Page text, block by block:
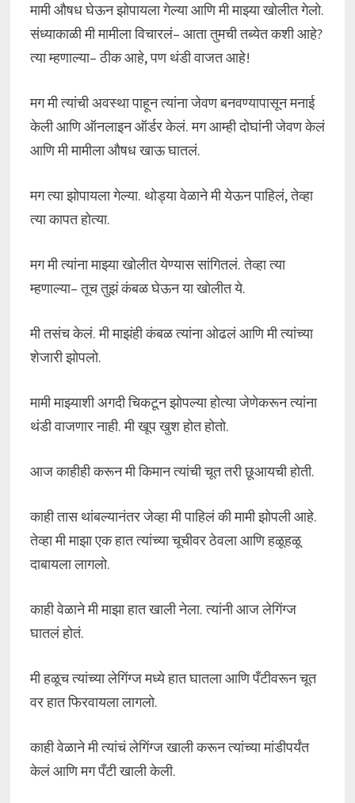
मामी औषध घेऊन झोपायला गेल्या आणि मी माझ्या खोलीत गेलो.
संध्याकाळी मी मामीला विचारलं– आता तुमची तब्येत कशी आहे?
त्या म्हणाल्या– ठीक आहे, पण थंडी वाजत आहे!
मग मी त्यांची अवस्था पाहून त्यांना जेवण बनवण्यापासून मनाई
केली आणि ऑनलाइन ऑर्डर केलं. मग आम्ही दोघांनी जेवण केलं
आणि मी मामीला औषध खाऊ घातलं.
मग त्या झोपायला गेल्या. थोड्या वेळाने मी येऊन पाहिलं, तेव्हा
त्या कापत होत्या.
मग मी त्यांना माझ्या खोलीत येण्यास सांगितलं. तेव्हा त्या
म्हणाल्या– तूच तुझं कंबळ घेऊन या खोलीत ये.
मी तसंच केलं. मी माझंही कंबळ त्यांना ओढलं आणि मी त्यांच्या
शेजारी झोपलो.
मामी माझ्याशी अगदी चिकटून झोपल्या होत्या जेणेकरून त्यांना
थंडी वाजणार नाही. मी खूप खुश होत होतो.
आज काहीही करून मी किमान त्यांची चूत तरी छूआयची होती.
काही तास थांबल्यानंतर जेव्हा मी पाहिलं की मामी झोपली आहे.
तेव्हा मी माझा एक हात त्यांच्या चूचीवर ठेवला आणि हळूहळू
दाबायला लागलो.
काही वेळाने मी माझा हात खाली नेला. त्यांनी आज लेगिंग्ज
घातलं होतं.
मी हळूच त्यांच्या लेगिंग्ज मध्ये हात घातला आणि पँटीवरून चूत
वर हात फिरवायला लागलो.
काही वेळाने मी त्यांचं लेगिंग्ज खाली करून त्यांच्या मांडीपर्यंत
केलं आणि मग पँटी खाली केली.